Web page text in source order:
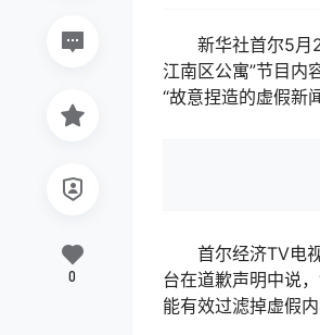
新华社首尔5月22
江南区公寓”节目内
“故意捏造的虚假新
首尔经济TV电视
台在道歉声明中说
能有效过滤掉虚假
0